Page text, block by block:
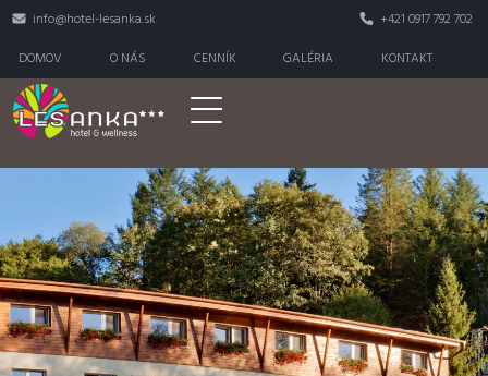
Skočiť na hlavný obsah
info@hotel-lesanka.sk +421 0917 792 702
Secondary menu
DOMOV O NÁS CENNÍK GALÉRIA KONTAKT